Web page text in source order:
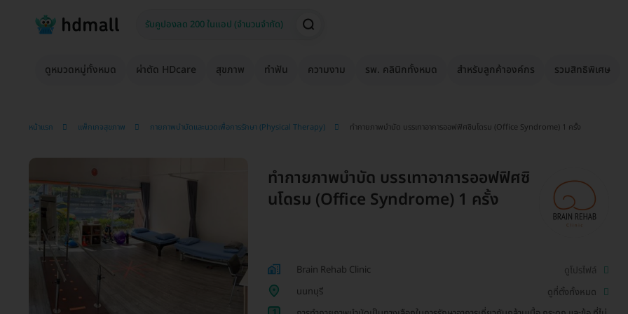
ดูหมวดหมู่ทั้งหมด ผ่าตัด HDcare สุขภาพ ทำฟัน ความงาม รพ. คลินิกทั้งหมด สำหรับลูกค้าองค์กร รวมสิทธิพิเศษ
หน้าแรก แพ็กเกจสุขภาพ กายภาพบำบัดและนวดเพื่อการรักษา (Physical Therapy) ทำกายภาพบำบัด บรรเทาอาการออฟฟิศซินโดรม (Office Syndrome) 1 ครั้ง
ทำกายภาพบำบัด บรรเทาอาการออฟฟิศซิ
นโดรม (Office Syndrome) 1 ครั้ง
Brain Rehab Clinic
ดูโปรไฟล์
นนทบุรี
ดูที่ตั้งทั้งหมด